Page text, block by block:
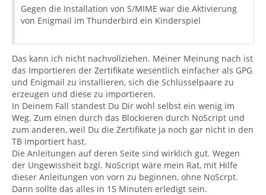
Gegen die Installation von S/MIME war die Aktivierung
von Enigmail im Thunderbird ein Kinderspiel
Das kann ich nicht nachvollziehen. Meiner Meinung nach ist
das Importieren der Zertifikate wesentlich einfacher als GPG
und Enigmail zu installieren, sich die Schlüsselpaare zu
erzeugen und diese zu importieren.
In Deinem Fall standest Du Dir wohl selbst ein wenig im
Weg. Zum einen durch das Blockieren durch NoScript und
zum anderen, weil Du die Zertifikate ja noch gar nicht in den
TB importiert hast.
Die Anleitungen auf deren Seite sind wirklich gut. Wegen
der Ungewissheit bzgl. NoScript wäre mein Rat, mit Hilfe
dieser Anleitungen von vorn zu beginnen, ohne NoScrpt.
Dann sollte das alles in 15 Minuten erledigt sein.